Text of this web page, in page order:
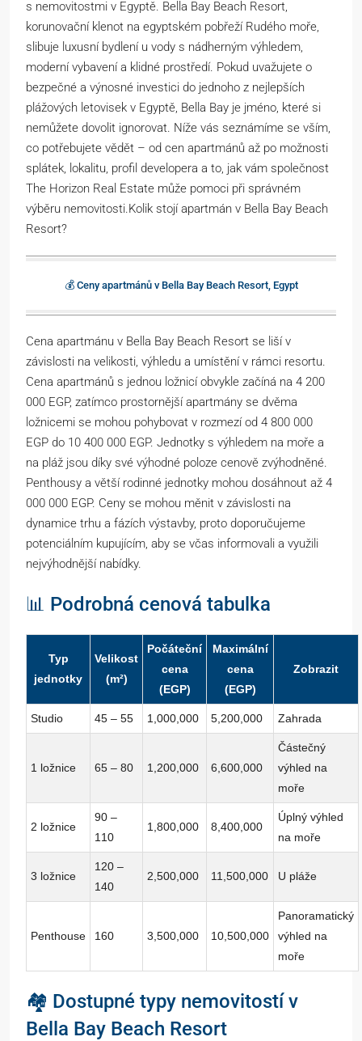
s nemovitostmi v Egyptě. Bella Bay Beach Resort,
korunovační klenot na egyptském pobřeží Rudého moře,
slibuje luxusní bydlení u vody s nádherným výhledem,
moderní vybavení a klidné prostředí. Pokud uvažujete o
bezpečné a výnosné investici do jednoho z nejlepších
plážových letovisek v Egyptě, Bella Bay je jméno, které si
nemůžete dovolit ignorovat. Níže vás seznámíme se vším,
co potřebujete vědět – od cen apartmánů až po možnosti
splátek, lokalitu, profil developera a to, jak vám společnost
The Horizon Real Estate může pomoci při správném
výběru nemovitosti.Kolik stojí apartmán v Bella Bay Beach
Resort?
💰 Ceny apartmánů v Bella Bay Beach Resort, Egypt
Cena apartmánu v Bella Bay Beach Resort se liší v
závislosti na velikosti, výhledu a umístění v rámci resortu.
Cena apartmánů s jednou ložnicí obvykle začíná na 4 200
000 EGP, zatímco prostornější apartmány se dvěma
ložnicemi se mohou pohybovat v rozmezí od 4 800 000
EGP do 10 400 000 EGP. Jednotky s výhledem na moře a
na pláž jsou díky své výhodné poloze cenově zvýhodněné.
Penthousy a větší rodinné jednotky mohou dosáhnout až 4
000 000 EGP. Ceny se mohou měnit v závislosti na
dynamice trhu a fázích výstavby, proto doporučujeme
potenciálním kupujícím, aby se včas informovali a využili
nejvýhodnější nabídky.
📊 Podrobná cenová tabulka
Typ
jednotky
Velikost
(m²)
Počáteční
cena
(EGP)
Maximální
cena
(EGP)
Zobrazit
Studio 45 – 55 1,000,000 5,200,000 Zahrada
1 ložnice 65 – 80 1,200,000 6,600,000
Částečný
výhled na
moře
2 ložnice
90 –
110
1,800,000 8,400,000
Úplný výhled
na moře
3 ložnice
120 –
140
2,500,000 11,500,000 U pláže
Penthouse 160 3,500,000 10,500,000
Panoramatický
výhled na
moře
🏘️ Dostupné typy nemovitostí v
Bella Bay Beach Resort